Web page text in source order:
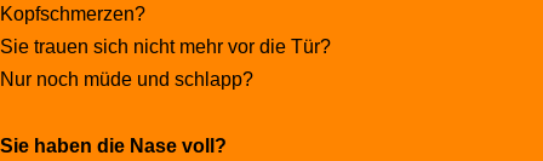
Kopfschmerzen?
Sie trauen sich nicht mehr vor die Tür?
Nur noch müde und schlapp?
Sie haben die Nase voll?